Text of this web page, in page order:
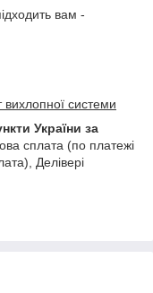
вам -
системи
України за
сплата (по платежі
Делівері